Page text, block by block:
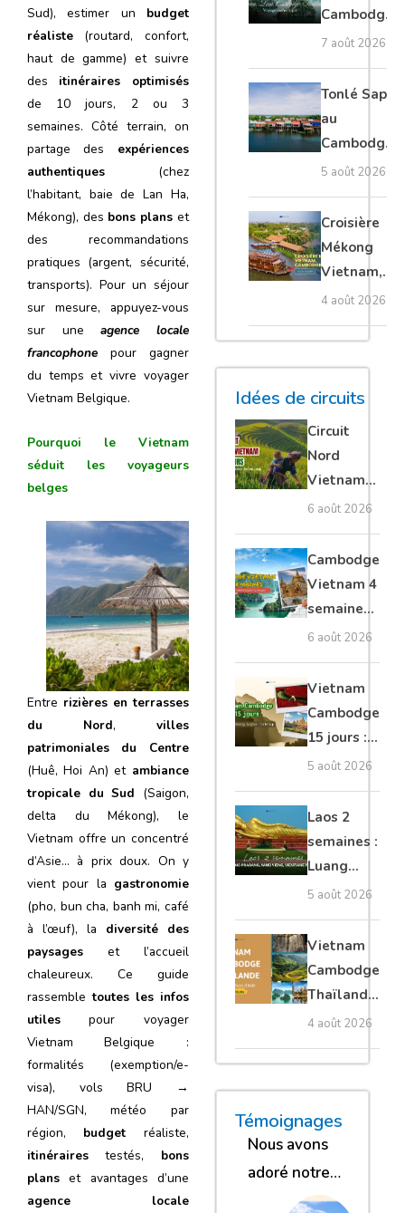
Sud), estimer un budget
réaliste (routard, confort,
haut de gamme) et suivre
des itinéraires optimisés
de 10 jours, 2 ou 3
semaines. Côté terrain, on
partage des expériences
authentiques (chez
l’habitant, baie de Lan Ha,
Mékong), des bons plans et
des recommandations
pratiques (argent, sécurité,
transports). Pour un séjour
sur mesure, appuyez-vous
sur uneagence locale
francophone pourgagner
du temps et vivre voyager
Vietnam Belgique.
Pourquoi le Vietnam
séduit les voyageurs
belges
Entre rizières en terrasses
du Nord, villes
patrimoniales du Centre
(Huê, Hoi An) et ambiance
tropicale du Sud (Saigon,
delta du Mékong), le
Vietnam offre un concentré
d’Asie… à prix doux. On y
vient pour la gastronomie
(pho, bun cha, banh mi, café
à l’œuf), la diversité des
paysages et l’accueil
chaleureux. Ce guide
rassembletoutes les infos
utiles pour voyager
Vietnam Belgique :
formalités (exemption/e-
visa), vols BRU →
HAN/SGN, météo par
région, budget réaliste,
itinéraires testés, bons
plans et avantages d’une
agence locale
Cambodge,
Thaïlande :
voyage
authentique
7 août 2026
Tonlé Sap
au
Cambodge :
villages
flottants,
meilleure
saison et
conseils
pour bien le
5 août 2026
Croisière
Mékong
Vietnam,
Cambodge
et Laos :
guide
complet
4 août 2026
Idées de circuits
Circuit
Nord
Vietnam
15 jours :
Ha Giang
loop en
moto, Ninh
Binh, Lan
6 août 2026
Cambodge
Vietnam 4
semaines :
Angkor,
Tonkin
secret &
Mékong
6 août 2026
Vietnam
Cambodge
15 jours :
Hanoi,
Mékong,
Angkor,
Tonlé Sap
5 août 2026
Laos 2
semaines :
Luang
Prabang,
Vang
Vieng,
Vientiane
privé
5 août 2026
Vietnam
Cambodge
Thaïlande
35 jours :
grands
trésors
d’Asie
4 août 2026
Témoignages
Nous avons
adoré notre
« Nous
« Nous sommes